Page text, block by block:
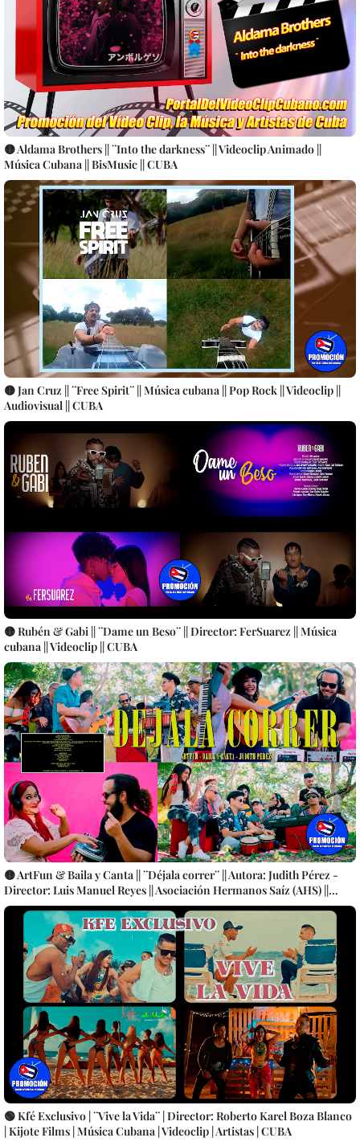
🟡 Aldama Brothers || ¨Into the darkness¨ || Videoclip Animado ||
Música Cubana || BisMusic || CUBA
🟡 Jan Cruz || ¨Free Spirit¨ || Música cubana || Pop Rock || Videoclip ||
Audiovisual || CUBA
🟡 Rubén & Gabi || ¨Dame un Beso¨ || Director: FerSuarez || Música
cubana || Videoclip || CUBA
🟡 ArtFun & Baila y Canta || ¨Déjala correr¨ || Autora: Judith Pérez -
Director: Luis Manuel Reyes || Asociación Hermanos Saíz (AHS) ||
Música electrónica cubana || Videoclip || CUBA
🟢 Kfé Exclusivo | ¨Vive la Vida¨ | Director: Roberto Karel Boza Blanco
| Kijote Films | Música Cubana | Videoclip | Artistas | CUBA